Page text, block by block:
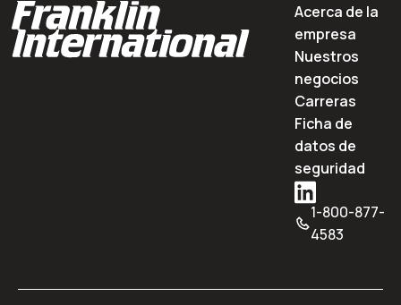
Acerca de la
empresa
Nuestros
negocios
Carreras
Ficha de
datos de
seguridad
1-800-877-
4583